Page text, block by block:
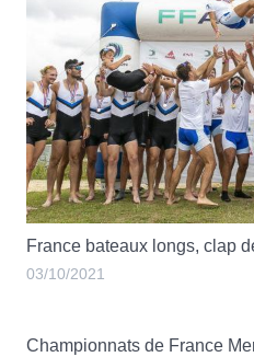
France bateaux longs, clap
03/10/2021
Championnats de France